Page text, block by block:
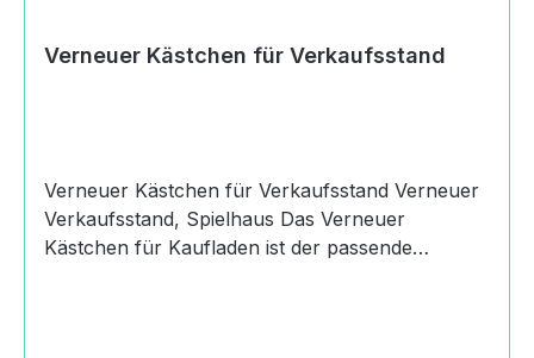
Verneuer Kästchen für Verkaufsstand
Verneuer Kästchen für Verkaufsstand Verneuer
Verkaufsstand, Spielhaus Das Verneuer
Kästchen für Kaufladen ist der passende